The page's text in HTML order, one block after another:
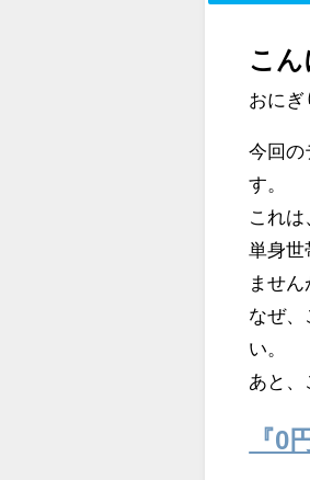
こん
おにぎ
今回の
す。
これ
単身
ませ
なぜ、
い。
あと、
『0